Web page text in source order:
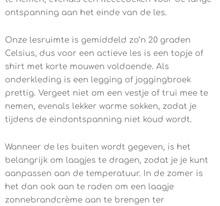
ontspanning aan het einde van de les.
Onze lesruimte is gemiddeld zo’n 20 graden
Celsius, dus voor een actieve les is een topje of
shirt met korte mouwen voldoende. Als
onderkleding is een legging of joggingbroek
prettig. Vergeet niet om een vestje of trui mee te
nemen, evenals lekker warme sokken, zodat je
tijdens de eindontspanning niet koud wordt.
Wanneer de les buiten wordt gegeven, is het
belangrijk om laagjes te dragen, zodat je je kunt
aanpassen aan de temperatuur. In de zomer is
het dan ook aan te raden om een laagje
zonnebrandcrème aan te brengen ter